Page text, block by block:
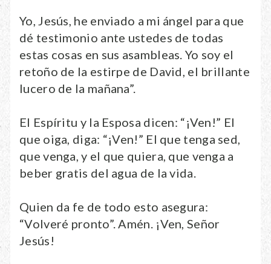
Yo, Jesús, he enviado a mi ángel para que
dé testimonio ante ustedes de todas
estas cosas en sus asambleas. Yo soy el
retoño de la estirpe de David, el brillante
lucero de la mañana”.
El Espíritu y la Esposa dicen: “¡Ven!” El
que oiga, diga: “¡Ven!” El que tenga sed,
que venga, y el que quiera, que venga a
beber gratis del agua de la vida.
Quien da fe de todo esto asegura:
“Volveré pronto”. Amén. ¡Ven, Señor
Jesús!